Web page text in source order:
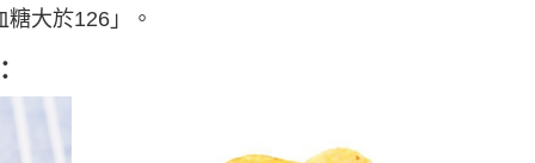
大於126」。